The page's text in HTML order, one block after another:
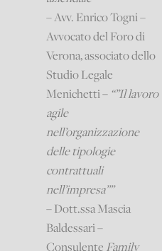
– Avv. Enrico Togni –
Avvocato del Foro di
Verona, associato dello
Studio Legale
Menichetti – “”Il lavoro
agile
nell’organizzazione
delle tipologie
contrattuali
nell’impresa””
– Dott.ssa Mascia
Baldessari –
Consulente Family